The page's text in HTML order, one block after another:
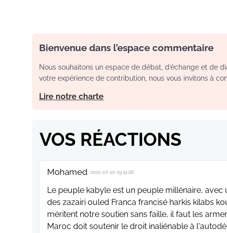
Bienvenue dans l’espace commentaire
Nous souhaitons un espace de débat, d’échange et de
votre expérience de contribution, nous vous invitons à
Lire notre charte
VOS RÉACTIONS
Mohamed 2021-07-20 19:41:26
Le peuple kabyle est un peuple millénaire,
des zazairi ouled Franca francisé harkis kilabs
méritent notre soutien sans faille, il faut les
Maroc doit soutenir le droit inaliénable à